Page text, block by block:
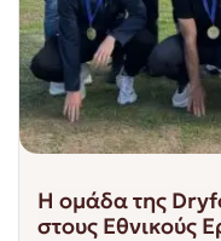
Η ομάδα της
στους Εθνικούς